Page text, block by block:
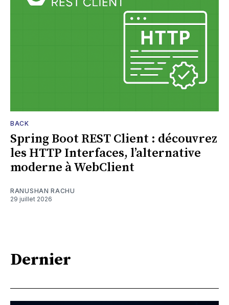
BACK
Spring Boot REST Client : découvrez
les HTTP Interfaces, l’alternative
moderne à WebClient
RANUSHAN RACHU
29 juillet 2026
Dernier